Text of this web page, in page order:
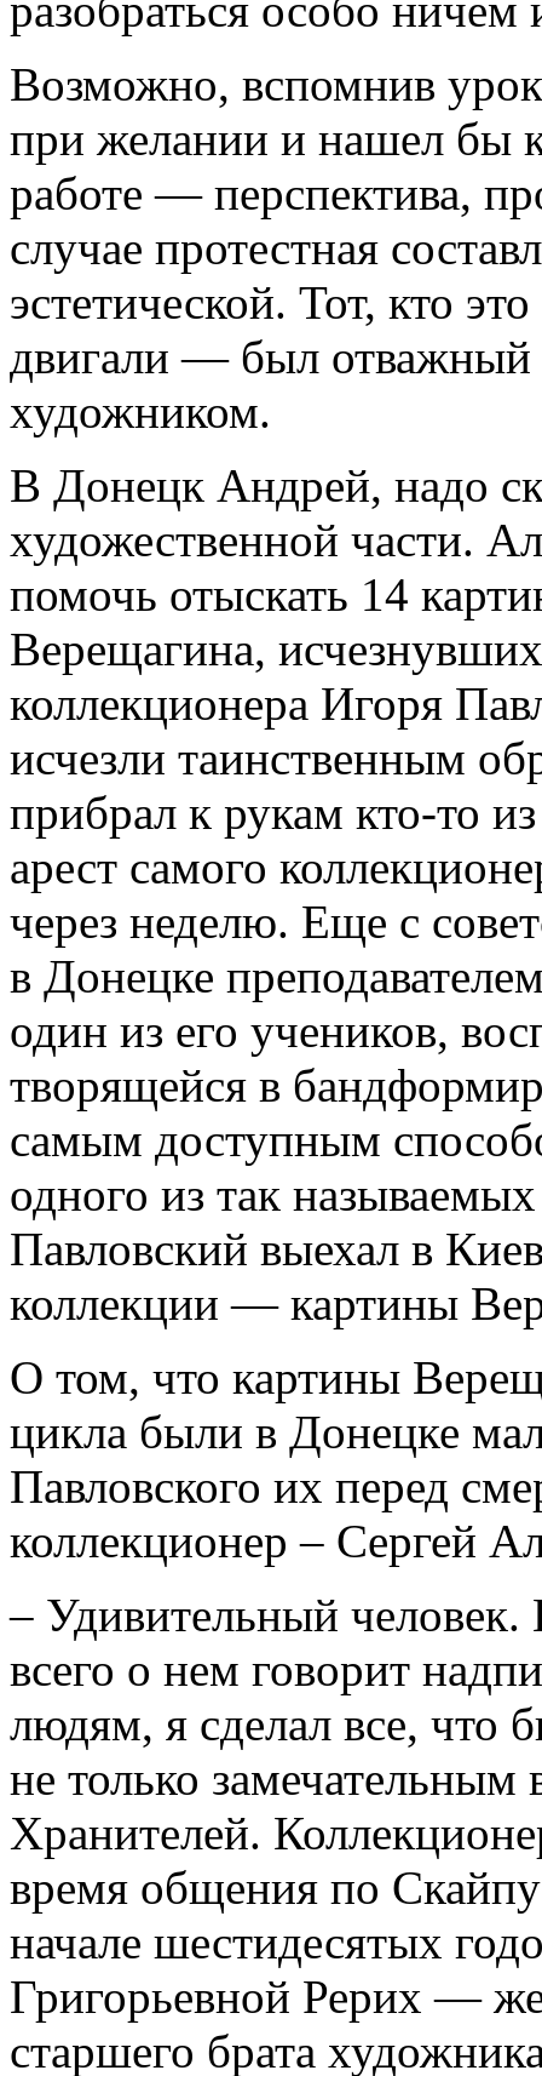
Возможно, вспомнив
при желании и нашел бы
работе — перспектива,
случае протестная
эстетической. Тот, кто
двигали — был отважный
художником.
В Донецк Андрей, надо
художественной части.
помочь отыскать 14
Верещагина,
коллекционера Игоря
исчезли таинственным
прибрал к рукам кто-то
арест самого
через неделю. Еще с
в Донецке
один из его учеников,
творящейся в
самым доступным
одного из так
Павловский выехал в
коллекции — картины
О том, что картины
цикла были в Донецке
Павловского их перед
коллекционер – Сергей
– Удивительный
всего о нем говорит
людям, я сделал все, что
не только
Хранителей.
время общения по
начале шестидесятых
Григорьевной Рерих —
старшего брата